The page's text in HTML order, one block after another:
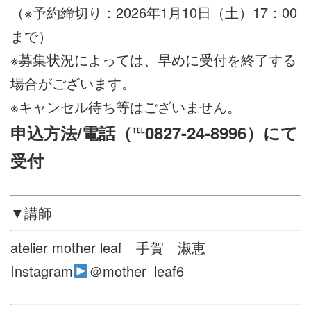
（※予約締切り：2026年1月10日（土）17：00
まで）
※募集状況によっては、早めに受付を終了する
場合がございます。
※キャンセル待ち等はございません。
申込方法/電話（℡0827-24-8996）にて
受付
▼講師
atelier mother leaf 手賀 淑恵
Instagram
＠mother_leaf6